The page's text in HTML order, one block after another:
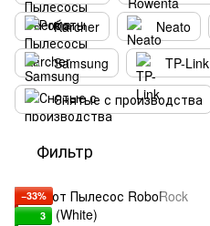
Karcher
Neato
Samsung
TP-Link
Снятые с производства
Фильтр
−33%
3